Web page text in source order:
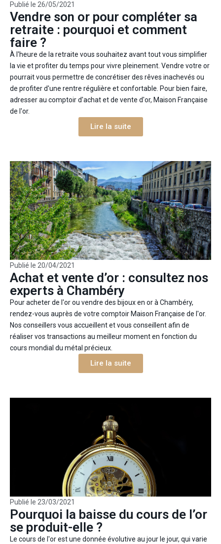
Publié le 26/05/2021
Vendre son or pour compléter sa
retraite : pourquoi et comment
faire ?
À l'heure de la retraite vous souhaitez avant tout vous simplifier
la vie et profiter du temps pour vivre pleinement. Vendre votre or
pourrait vous permettre de concrétiser des rêves inachevés ou
de profiter d'une rentre régulière et confortable. Pour bien faire,
adresser au comptoir d'achat et de vente d'or, Maison Française
de l'or.
Lire la suite
Publié le 20/04/2021
Achat et vente d’or : consultez nos
experts à Chambéry
Pour acheter de l'or ou vendre des bijoux en or à Chambéry,
rendez-vous auprès de votre comptoir Maison Française de l'or.
Nos conseillers vous accueillent et vous conseillent afin de
réaliser vos transactions au meilleur moment en fonction du
cours mondial du métal précieux.
Lire la suite
Publié le 23/03/2021
Pourquoi la baisse du cours de l’or
se produit-elle ?
Le cours de l'or est une donnée évolutive au jour le jour, qui varie